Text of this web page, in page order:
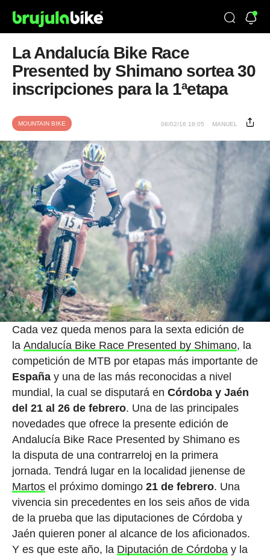
La Andalucía Bike Race
Presented by Shimano sortea 30
inscripciones para la 1ªetapa
MOUNTAIN BIKE 06/02/16 18:05 MANUEL
Cada vez queda menos para la sexta edición de
la Andalucía Bike Race Presented by Shimano, la
competición de MTB por etapas más importante de
Españay una de las más reconocidas a nivel
mundial, la cual se disputará en Córdoba y Jaén
del 21 al 26 de febrero. Una de las principales
novedades que ofrece la presente edición de
Andalucía Bike Race Presented by Shimano es
la disputa de una contrarreloj en la primera
jornada. Tendrá lugar en la localidad jienense de
Martosel próximo domingo 21 de febrero. Una
vivencia sin precedentes en los seis años de vida
de la prueba que las diputaciones de Córdoba y
Jaén quieren poner al alcance de los aficionados.
Y es que este año, la Diputación de Córdoba y la